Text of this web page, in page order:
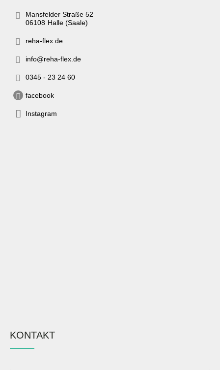
Mansfelder Straße 52
06108 Halle (Saale)
reha-flex.de
info@reha-flex.de
0345 - 23 24 60
facebook
Instagram
KONTAKT